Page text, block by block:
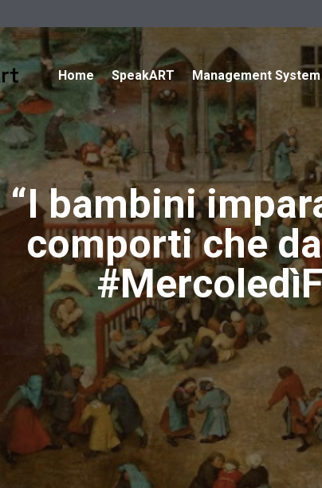
Home SpeakART Management System
“I bambini
comporti che